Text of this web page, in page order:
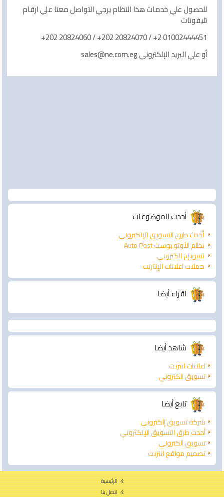
للحصول علي خدمات هذا النظام يرجي التواصل معنا علي ارقام
تليفونات
01002444451 2+ / 20824070 202+ / 20824060 202+
أو علي البريد الإلكتروني sales@ne.com.eg
أحدث الموضوعات
أحدث طرق التسويق الإلكتروني
نظام الأوتو بوست Auto Post
تسويق الكتروني
حملات اعلانات الإنترنت
اقراء أيضا
شاهد أيضا
اعلانات انترنت
تسويق الكتروني
تابع أيضا
شركة تسويق إلكتروني
أحدث طرق التسويق الإلكتروني
تسويق الكتروني
تصميم مواقع انترنت
الرئيسية
اتصل بنا